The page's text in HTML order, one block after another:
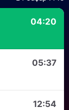
04:20
05:37
12:54